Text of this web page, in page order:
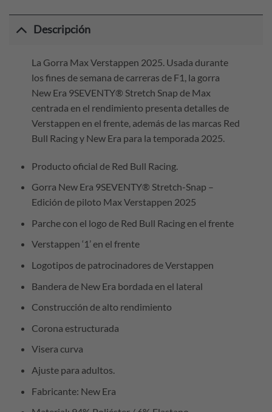
Descripción
La Gorra Max Verstappen 2025. Usada durante
los fines de semana de carreras de F1, la gorra
New Era 9SEVENTY® Stretch Snap de Max
centrada en el rendimiento presenta detalles de
Verstappen en el frente, además de las marcas Red
Bull Racing y New Era para la temporada 2025.
Producto oficial de Red Bull Racing.
Gorra New Era 9SEVENTY® Stretch-Snap –
Edición de piloto Max Verstappen 2025
Parche con el logo de Red Bull Racing en el frente
Verstappen ‘1’ en el frente
Logotipos de patrocinadores de Verstappen
Bandera de New Era bordada en el lateral
Construcción de alto rendimiento
Corona estructurada
Visera curva
Ajuste para adultos.
Fabricante: New Era